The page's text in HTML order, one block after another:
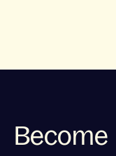
Become